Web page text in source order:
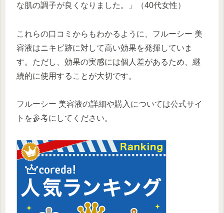
な肌の調子が良くなりました。」（40代女性）
これらの口コミからもわかるように、フルーシー 美
容液はニキビ跡に対して高い効果を発揮していま
す。ただし、効果の実感には個人差があるため、継
続的に使用することが大切です。
フルーシー 美容液の詳細や購入については公式サイ
トを参考にしてください。